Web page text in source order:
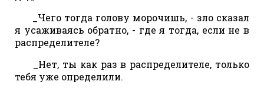
_Чего тогда голову морочишь, - зло сказал
я усаживаясь обратно, - где я тогда, если не в
распределителе?
_Нет, ты как раз в распределителе, только
тебя уже определили.